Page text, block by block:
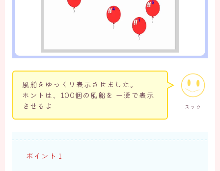
スック
風船をゆっくり表示させました。
ホントは、100個の風船を 一瞬で表示
させるよ
ポイント１